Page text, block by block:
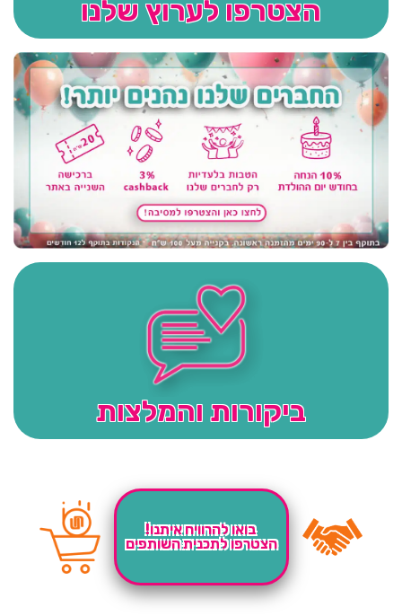
הצטרפו לערוץ שלנו
ביקורות והמלצות
בואו להרוויח איתנו!
הצטרפו לתכנית השותפים